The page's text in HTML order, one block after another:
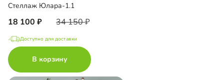
Стеллаж Юлара-1.1
18 100 34 150
Доступно для доставки
В корзину